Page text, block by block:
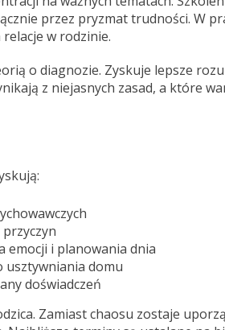
przez pryzmat trudności. W
w rodzinie.
o diagnozie. Zyskuje lepsze
z niejasnych zasad, a które
emocji i planowania dnia
usztywniania domu
doświadczeń
Zamiast chaosu zostaje